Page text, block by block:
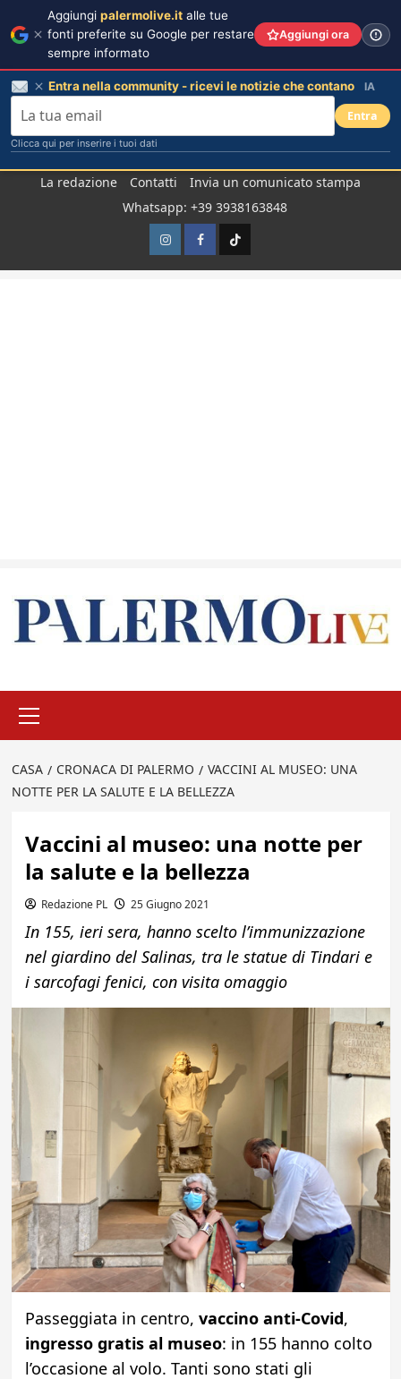
La redazione Contatti
Invia un comunicato stampa
Whatsapp: +39 3938163848
InstagramFacebook
TikTok
principale
CASA CRONACA DI PALERMO
VACCINI AL MUSEO: UNA
NOTTE PER LA SALUTE E LA BELLEZZA
Vaccini al museo: una notte per
la salute e la bellezza
Redazione PL 25 Giugno 2021
In 155, ieri sera, hanno scelto l’immunizzazione
nel giardino del Salinas, tra le statue di Tindari e
i sarcofagi fenici, con visita omaggio
Passeggiata in centro, vaccino anti-Covid,
ingresso gratis al museo: in 155 hanno colto
l’occasione al volo. Tanti sono stati gli
Aggiungi palermolive.it alle tue
fonti preferite su Google per restare
sempre informato
Aggiungi ora
Entra nella community - ricevi le notizie che contano IA
Entra
Clicca qui per inserire i tuoi dati